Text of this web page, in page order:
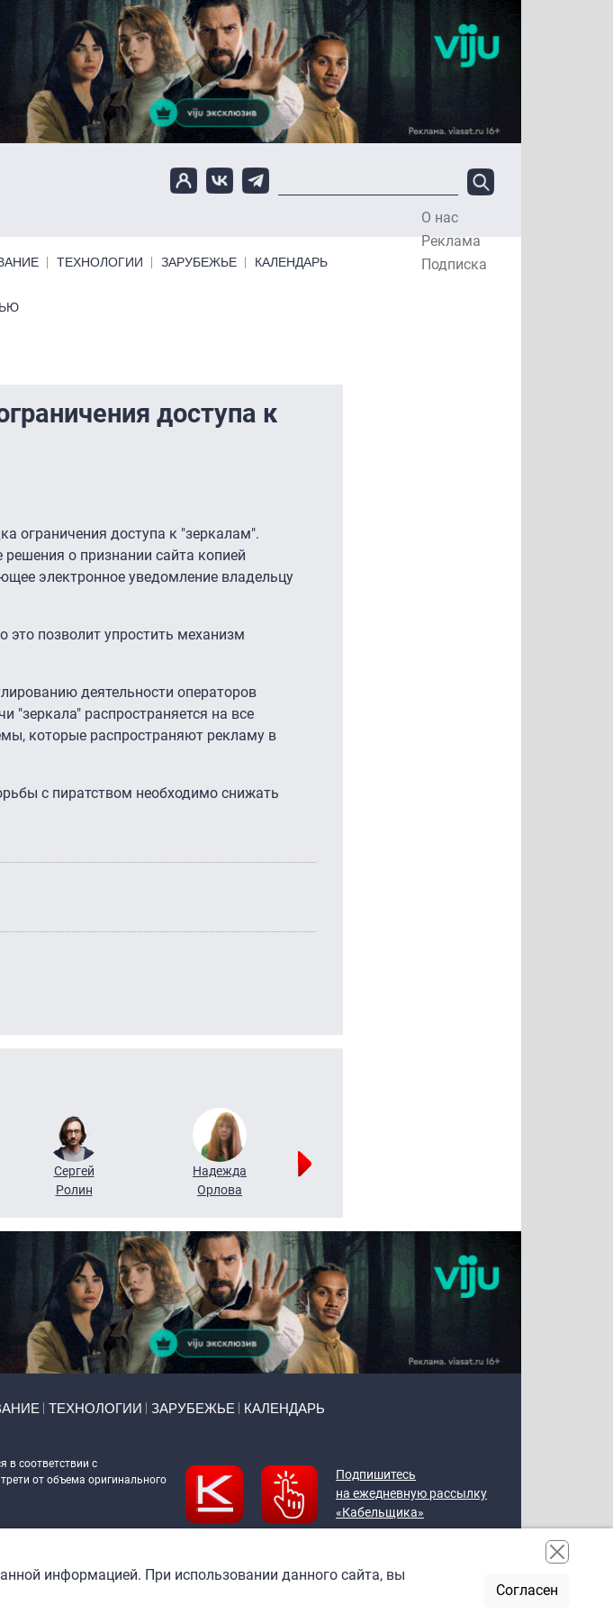
О нас
Реклама
Подписка
ТЕХНОЛОГИИ ЗАРУБЕЖЬЕ КАЛЕНДАРЬ
доступа к
ограничения доступа к "зеркалам".
решения о признании сайта копией
электронное уведомление владельцу
это позволит упростить механизм
деятельности операторов
"зеркала" распространяется на все
которые распространяют рекламу в
с пиратством необходимо снижать
Сергей
Ролин
Надежда
Орлова
ТЕХНОЛОГИИ ЗАРУБЕЖЬЕ КАЛЕНДАРЬ
в соответствии с
от объема оригинального
Подпишитесь
на ежедневную рассылку
«Кабельщика»
информацией. При использовании данного сайта, вы
Согласен